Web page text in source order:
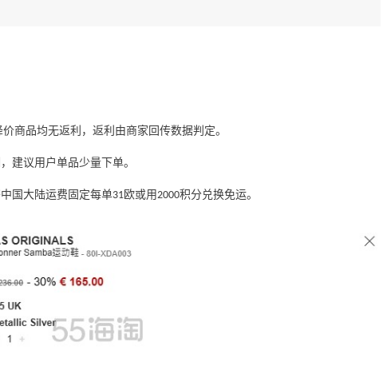
价商品均无返利，返利由商家回传数据判定。
建议用户单品少量下单。
国大陆运费固定每单31欧或用2000积分兑换免运。
282人获得返利
6%返利
椰拿铁叠55